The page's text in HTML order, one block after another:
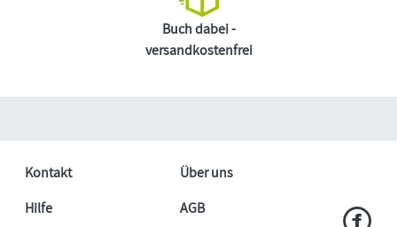
Buch dabei -
versandkostenfrei
Kontakt
Über uns
Hilfe
AGB